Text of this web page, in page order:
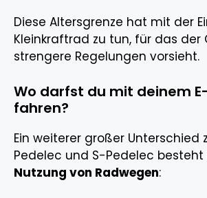
Diese Altersgrenze hat mit der
Kleinkraftrad zu tun, für das der
strengere Regelungen vorsieht.
Wo darfst du mit deinem
fahren?
Ein weiterer großer Unterschied
Pedelec und S-Pedelec besteht
Nutzung von Radwegen: